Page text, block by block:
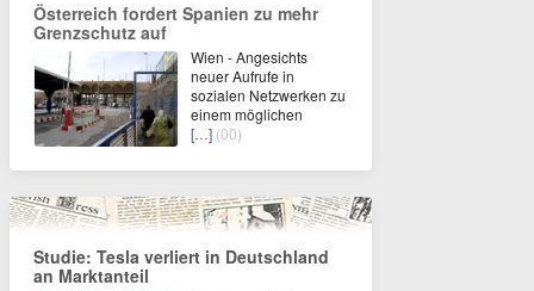
Österreich fordert Spanien zu mehr
Grenzschutz auf
Wien - Angesichts
neuer Aufrufe in
sozialen Netzwerken zu
einem möglichen
[…] (00)
Studie: Tesla verliert in Deutschland
an Marktanteil